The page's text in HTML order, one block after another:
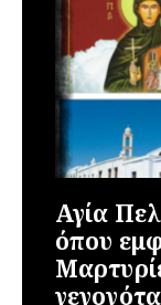
Αγία
όπου
γεγονότα